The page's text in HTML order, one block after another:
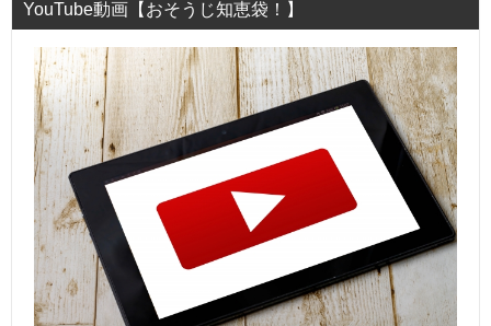
YouTube動画【おそうじ知恵袋！】